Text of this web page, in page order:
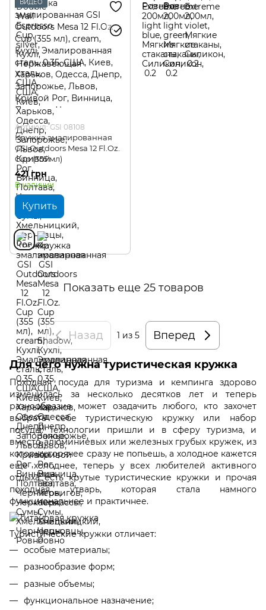
ВИДЕО
Артикул: GSI 08108
Кружка эмалированная
GSI Outdoors Mesa 12 Fl.Oz.
Cup (355 мл)
421 грн
В наличии
Купить
Показать еще 25 товаров
Назад 1 из 5 Вперед
Для чего нужна туристическая кружка
Походная посуда для туризма и кемпинга здорово
изменилась за несколько десятков лет и теперь
разнообразие может озадачить любого, кто захочет
выбрать себе туристическую кружку или набор
посуды. Технологии пришли и в сферу туризма, и
вместо алюминиевых или железных грубых кружек, из
которых горячее сразу не попьешь, а холодное кажется
еще холоднее, теперь у всех любителей активного
отдыха есть крутые туристические кружки и прочая
походная утварь, которая стала намного
функциональнее и практичнее.
Туристические кружки отличает:
особые материалы;
разнообразие форм;
разные объемы;
функциональное назначение;